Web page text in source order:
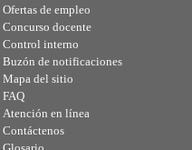
Ofertas de empleo
Concurso docente
Control interno
Buzón de notificaciones
Mapa del sitio
FAQ
Atención en línea
Contáctenos